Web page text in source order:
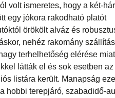
volt ismeretes, hogy a két-
egy jókora rakodható platót
örökölt alváz és
nehéz rakomány
terhelhetőség elérése
látták el és sok esetben az
listára került. Manapság
hobbi terepjáró, szabadidő-